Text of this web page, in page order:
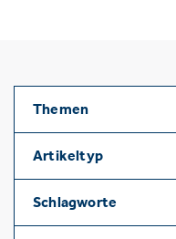
Themen
Artikeltyp
Schlagworte